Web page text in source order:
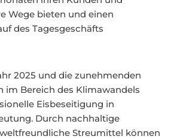
Wege bieten und einen
des Tagesgeschäfts
2025 und die zunehmenden
im Bereich des Klimawandels
Eisbeseitigung in
Durch nachhaltige
Streumittel können